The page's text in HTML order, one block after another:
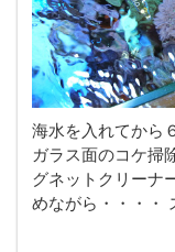
海水を入れてから
ガラス面のコケ掃
グネットクリーナ
めながら・・・・